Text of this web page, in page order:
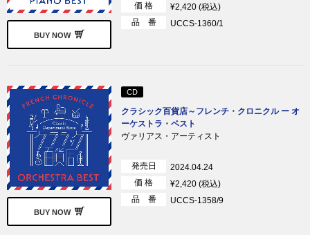
BUY NOW
価 格
¥2,420 (税込)
品 番
UCCS-1360/1
BUY NOW
CD
クラシック百貨店～フレンチ・クロニクル ー オ
ーケストラ・ベスト
ヴァリアス・アーティスト
発売日
2024.04.24
価 格
¥2,420 (税込)
品 番
UCCS-1358/9